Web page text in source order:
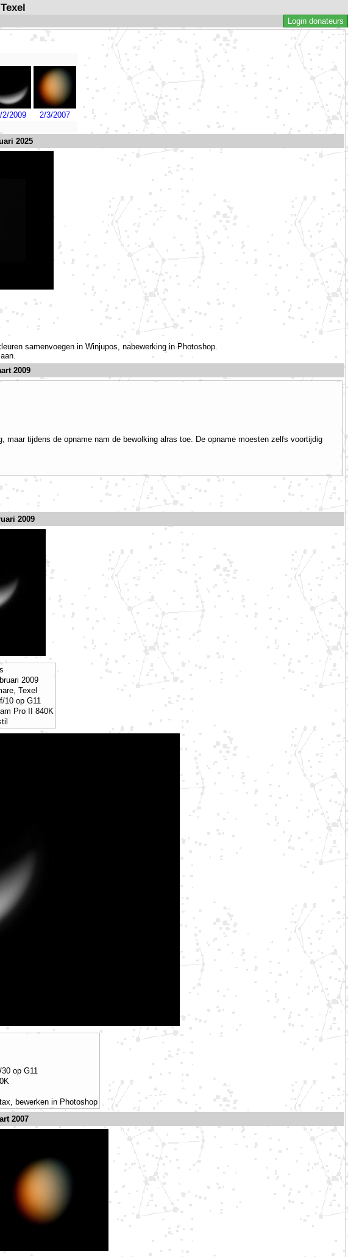
Login donateurs
2/2009 2/3/2007
2025
samenvoegen in Winjupos, nabewerking in Photoshop.
2009
maar tijdens de opname nam de bewolking alras toe. De opname moesten zelfs voortijdig
2009
2009
Texel
10 op G11
Pro II 840K
op G11
bewerken in Photoshop
2007